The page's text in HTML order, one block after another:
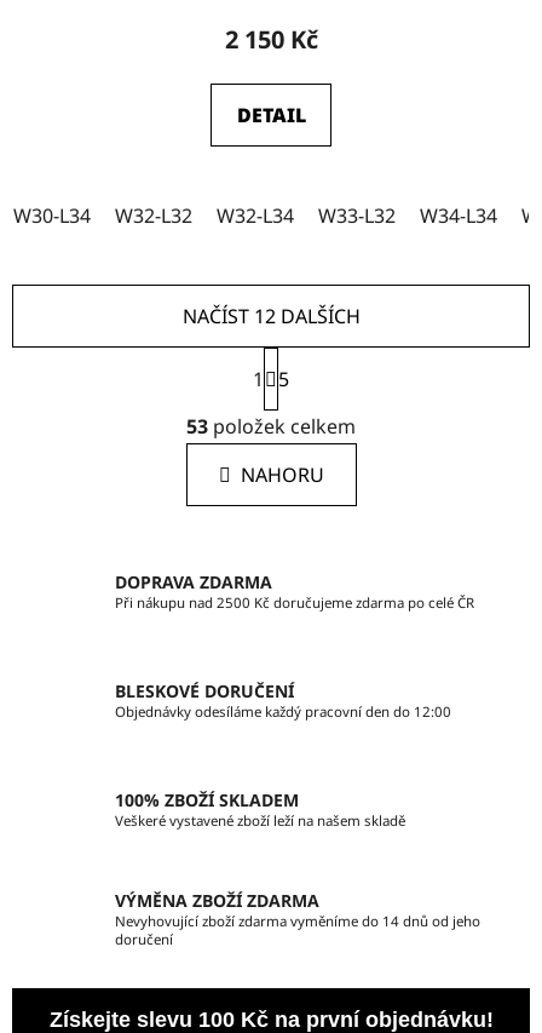
2 150 Kč
DETAIL
W30-L34 W32-L32 W32-L34 W33-L32 W34-L34
O
v
l
á
d
í
p
k
y
p
i
NAČÍST 12 DALŠÍCH
S
t
r
á
n
k
í
1
5
53 položek celkem
NAHORU
DOPRAVA ZDARMA
Při nákupu nad 2500 Kč doručujeme zdarma po celé ČR
BLESKOVÉ DORUČENÍ
Objednávky odesíláme každý pracovní den do 12:00
100% ZBOŽÍ SKLADEM
Veškeré vystavené zboží leží na našem skladě
VÝMĚNA ZBOŽÍ ZDARMA
Nevyhovující zboží zdarma vyměníme do 14 dnů od jeho
doručení
Získejte slevu 100 Kč na první objednávku!